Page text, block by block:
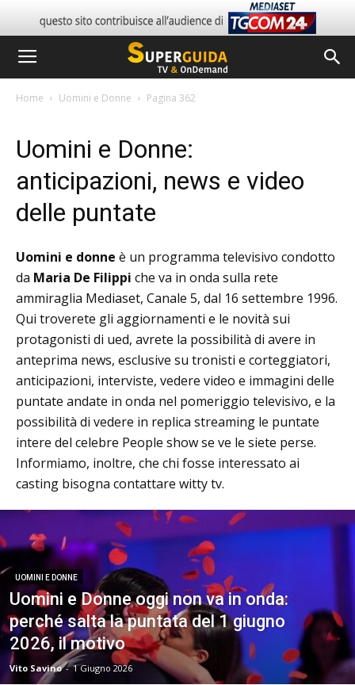
Home Uomini e Donne Pagina 362
Uomini e Donne:
anticipazioni, news e video
delle puntate
Uomini e donne è un programma televisivo condotto
da Maria De Filippi che va in onda sulla rete
ammiraglia Mediaset, Canale 5, dal 16 settembre 1996.
Qui troverete gli aggiornamenti e le novità sui
protagonisti di ued, avrete la possibilità di avere in
anteprima news, esclusive su tronisti e corteggiatori,
anticipazioni, interviste, vedere video e immagini delle
puntate andate in onda nel pomeriggio televisivo, e la
possibilità di vedere in replica streaming le puntate
intere del celebre People show se ve le siete perse.
Informiamo, inoltre, che chi fosse interessato ai
casting bisogna contattare witty tv.
UOMINI E DONNE
Uomini e Donne oggi non va in onda:
perché salta la puntata del 1 giugno
2026, il motivo
Vito Savino - 1 Giugno 2026